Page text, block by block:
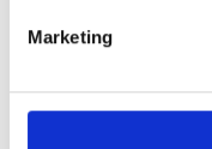
Marketing